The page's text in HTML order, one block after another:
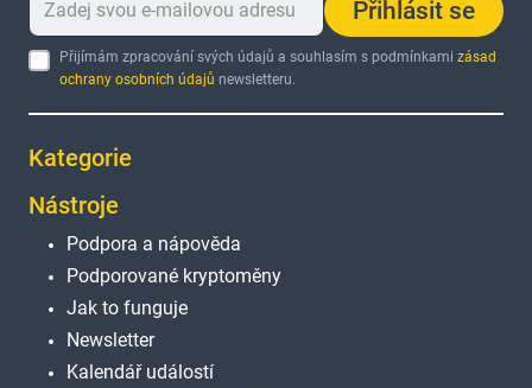
Přihlásit se
Přijímám zpracování svých údajů a souhlasím s podmínkamizásad
ochrany osobních údajů newsletteru.
Kategorie
Nástroje
Podpora a nápověda
Podporované kryptoměny
Jak to funguje
Newsletter
Kalendář událostí